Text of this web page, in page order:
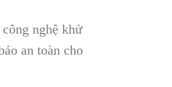
nghệ khử
an toàn cho